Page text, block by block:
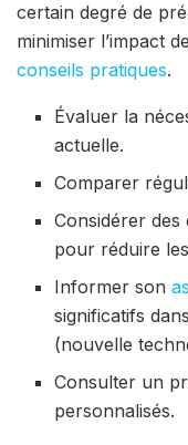
certain degré de
minimiser l’impact
conseils pratiques.
Évaluer la
actuelle.
Comparer
Considérer
pour réduire
Informer son
significatifs
(nouvelle
Consulter un
personnalisés.